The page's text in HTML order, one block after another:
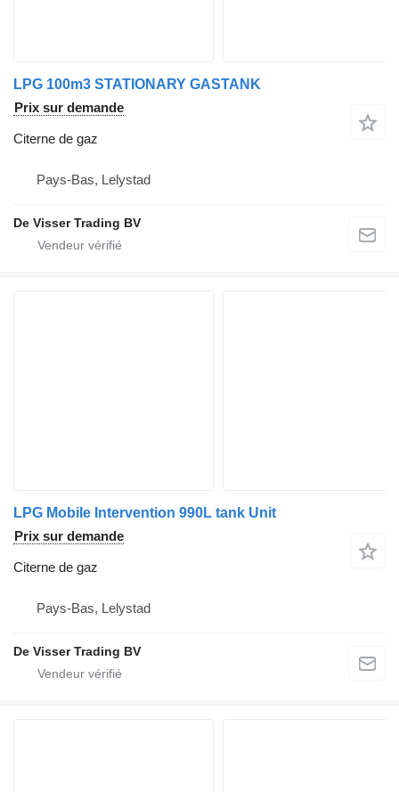
LPG 100m3 STATIONARY GASTANK
Prix sur demande
Citerne de gaz
Pays-Bas, Lelystad
De Visser Trading BV
LPG Mobile Intervention 990L tank Unit
Prix sur demande
Citerne de gaz
Pays-Bas, Lelystad
De Visser Trading BV